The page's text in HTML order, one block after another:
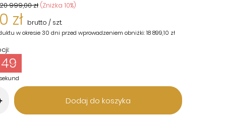
20 999,00 zł (Zniżka 10%)
zł brutto / szt.
w okresie 30 dni przed wprowadzeniem obniżki:18 899,10 zł
sekund
48
Dodaj do koszyka